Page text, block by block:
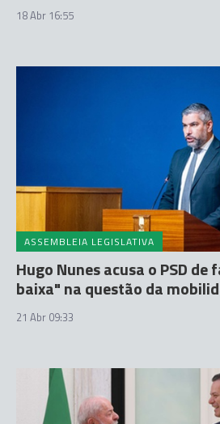
18 Abr 16:55
ASSEMBLEIA LEGISLATIVA
Hugo Nunes acusa o PSD
baixa" na questão da
21 Abr 09:33